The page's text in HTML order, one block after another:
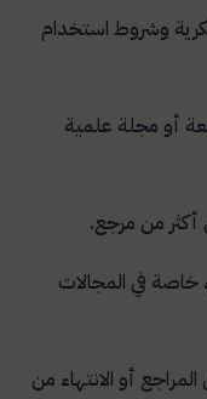
وشروط استخدام
أو مجلة علمية
أكثر من مرجع.
في المجالات
أو الانتهاء من